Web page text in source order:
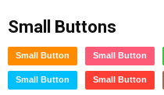
Small Buttons
Small Button Small Button
Small Button Small Button